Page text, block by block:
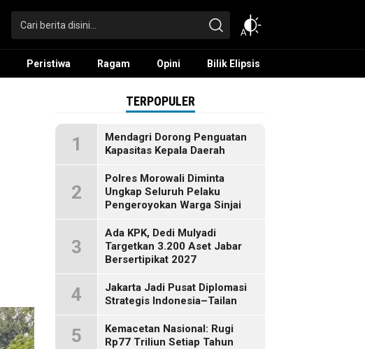
Peristiwa Ragam Opini Bilik Elipsis
TERPOPULER
1
Mendagri Dorong Penguatan
Kapasitas Kepala Daerah
2
Polres Morowali Diminta
Ungkap Seluruh Pelaku
Pengeroyokan Warga Sinjai
3
Ada KPK, Dedi Mulyadi
Targetkan 3.200 Aset Jabar
Bersertipikat 2027
4
Jakarta Jadi Pusat Diplomasi
Strategis Indonesia–Tailan
5
Kemacetan Nasional: Rugi
Rp77 Triliun Setiap Tahun